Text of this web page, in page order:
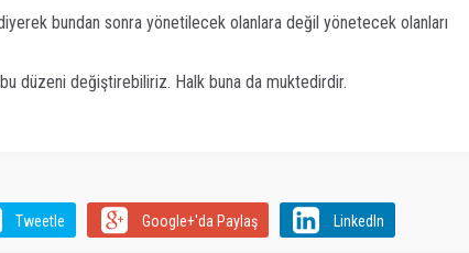
bundan sonra yönetilecek olanlara değil yönetecek olanları
düzeni değiştirebiliriz. Halk buna da muktedirdir.
Tweetle Google+'da Paylaş LinkedIn